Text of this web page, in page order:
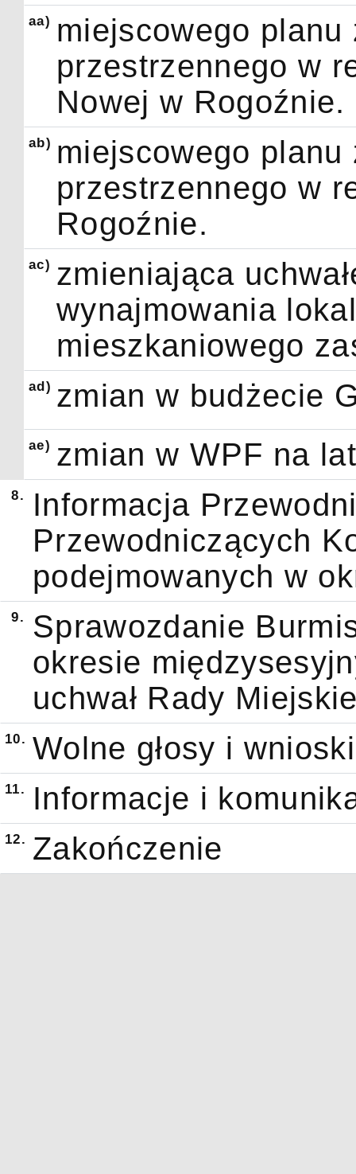
aa) miejscowego
przestrzennego w
Nowej w Rogoźnie.
ab) miejscowego
przestrzennego w
Rogoźnie.
ac) zmieniająca
wynajmowania
mieszkaniowego
ad) zmian w budżecie
ae) zmian w WPF na
8.
Informacja
Przewodniczących
podejmowanych w
9.
Sprawozdanie
okresie
uchwał Rady
10. Wolne głosy i
11. Informacje i
12. Zakończenie